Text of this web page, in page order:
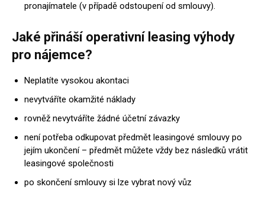
pronajímatele (v případě odstoupení od smlouvy).
Jaké přináší operativní leasing výhody
pro nájemce?
Neplatíte vysokou akontaci
nevytváříte okamžité náklady
rovněž nevytváříte žádné účetní závazky
není potřeba odkupovat předmět leasingové smlouvy po
jejím ukončení – předmět můžete vždy bez následků vrátit
leasingové společnosti
po skončení smlouvy si lze vybrat nový vůz